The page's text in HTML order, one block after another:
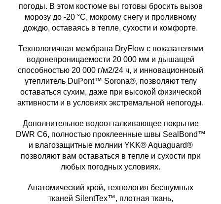
погоды. В этом костюме вы готовы бросить вызов
морозу до -20 °C, мокрому снегу и проливному
дождю, оставаясь в тепле, сухости и комфорте.
Технологичная мембрана DryFlow с показателями
водонепроницаемости 20 000 мм и дышащей
способностью 20 000 г/м2/24 ч, и инновационноый
утеплитель DuPont™ Sorona®, позволяют телу
оставаться сухим, даже при высокой физической
активности и в условиях экстремальной непогоды.
Дополнительное водоотталкивающее покрытие
DWR C6, полностью проклеенные швы SealBond™
и влагозащитные молнии YKK® Aquaguard®
позволяют вам оставаться в тепле и сухости при
любых погодных условиях.
Анатомический крой, технология бесшумных
тканей SilentTex™, плотная ткань,